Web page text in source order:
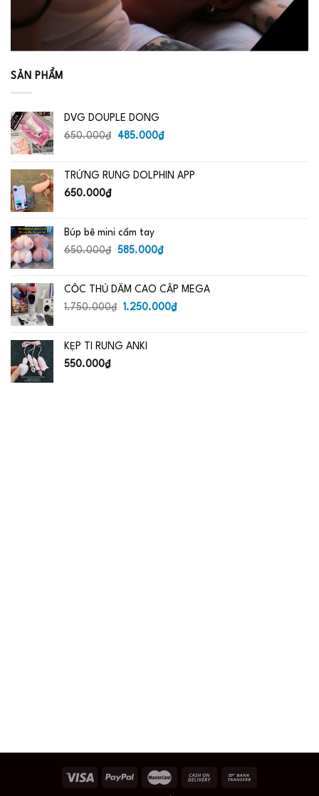
SẢN PHẨM
DVG DOUPLE DONG
650.000₫
Giá
650.000₫.
485.000₫Giá
là:
TRỨNG RUNG DOLPHIN APP
650.000₫
Búp bê mini cầm tay
650.000₫
Giá
650.000₫.
585.000₫Giá
là:
585.000₫.
CỐC THỦ DÂM CAO CẤP MEGA
1.750.000₫
Giá
1.750.000₫.
1.250.000₫Giá
KẸP TI RUNG ANKI
550.000₫